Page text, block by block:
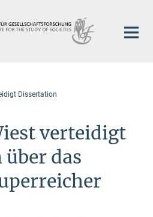
Dissertation
verteidigt
das